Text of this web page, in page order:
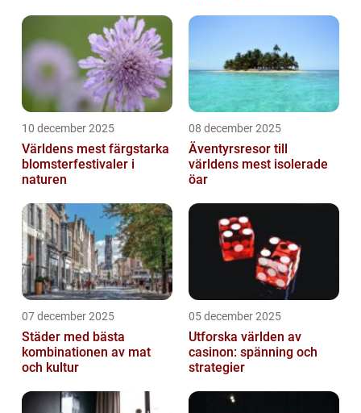
10 december 2025
Världens mest färgstarka
blomsterfestivaler i
naturen
08 december 2025
Äventyrsresor till
världens mest isolerade
öar
07 december 2025
Städer med bästa
kombinationen av mat
och kultur
05 december 2025
Utforska världen av
casinon: spänning och
strategier